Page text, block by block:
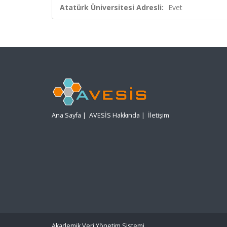
Atatürk Üniversitesi Adresli: Evet
Ana Sayfa | AVESİS Hakkında | İletişim